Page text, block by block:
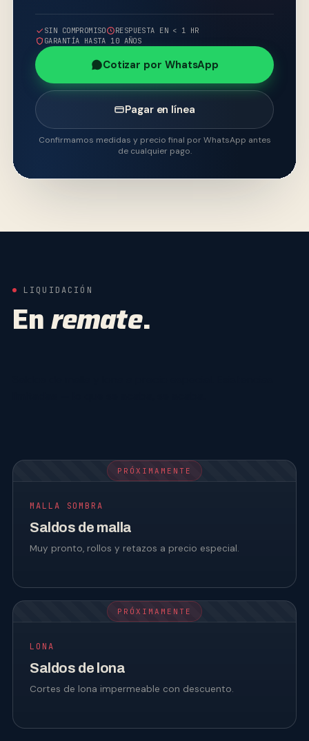
SIN COMPROMISO
RESPUESTA EN < 1 HR
GARANTÍA HASTA 10 AÑOS
Cotizar por WhatsApp
Pagar en línea
Confirmamos medidas y precio final por WhatsApp antes
de cualquier pago.
LIQUIDACIÓN
Enremate.
PRÓXIMAMENTE
MALLA SOMBRA
Saldos de malla
Muy pronto, rollos y retazos a precio especial.
PRÓXIMAMENTE
LONA
Saldos de lona
Cortes de lona impermeable con descuento.